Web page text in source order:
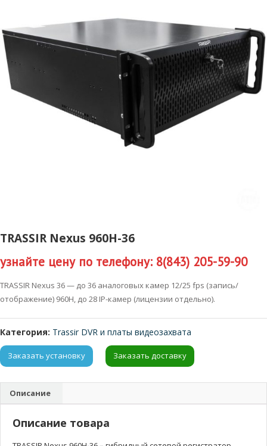
TRASSIR Nexus 960H-36
узнайте цену по телефону: 8(843) 205-59-90
TRASSIR Nexus 36 — до 36 аналоговых камер 12/25 fps (запись/
отображение) 960H, до 28 IP-камер (лицензии отдельно).
Категория: Trassir DVR и платы видеозахвата
Заказать установку Заказать доставку
Описание
Описание товара